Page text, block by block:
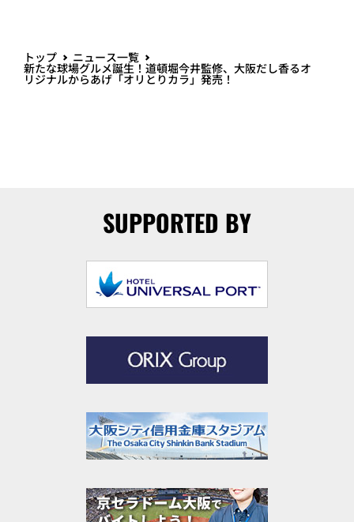
トップ ニュース一覧
新たな球場グルメ誕生！道頓堀今井監修、大阪だし香るオ
リジナルからあげ「オリとりカラ」発売！
SUPPORTED BY